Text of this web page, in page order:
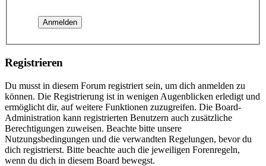
Registrieren
Du musst in diesem Forum registriert sein, um dich anmelden zu
können. Die Registrierung ist in wenigen Augenblicken erledigt und
ermöglicht dir, auf weitere Funktionen zuzugreifen. Die Board-
Administration kann registrierten Benutzern auch zusätzliche
Berechtigungen zuweisen. Beachte bitte unsere
Nutzungsbedingungen und die verwandten Regelungen, bevor du
dich registrierst. Bitte beachte auch die jeweiligen Forenregeln,
wenn du dich in diesem Board bewegst.